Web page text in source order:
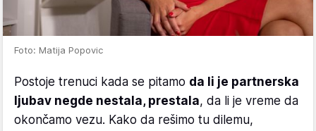
Foto: Matija Popovic
Postoje trenuci kada se pitamo da li je partnerska
ljubav negde nestala, prestala, da li je vreme da
okončamo vezu. Kako da rešimo tu dilemu,